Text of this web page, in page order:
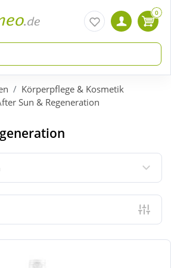
0
Körperpflege & Kosmetik
Sun & Regeneration